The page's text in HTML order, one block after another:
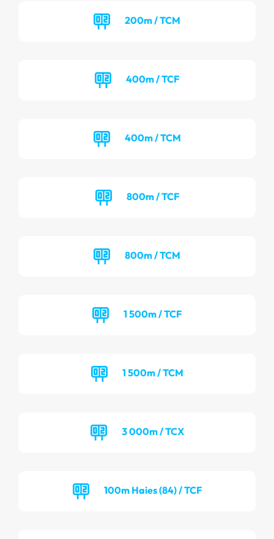
200m / TCM
400m / TCF
400m / TCM
800m / TCF
800m / TCM
1 500m / TCF
1 500m / TCM
3 000m / TCX
100m Haies (84) / TCF